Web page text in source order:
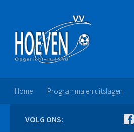
Home Programma en uitslagen
VOLG ONS: